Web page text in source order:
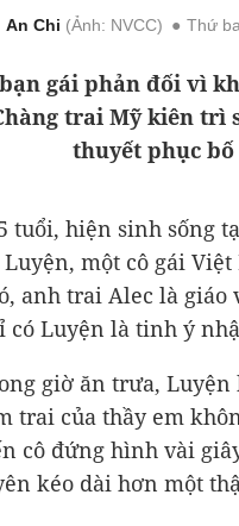
An Chi Ảnh: NVCC Thứ
gái phản đối vì
trai Mỹ kiên trì
thuyết phục
tuổi, hiện sinh sống
Luyện, một cô gái
anh trai Alec là
có Luyện là tinh ý
giờ ăn trưa,
trai của thầy em
cô đứng hình vài
kéo dài hơn một